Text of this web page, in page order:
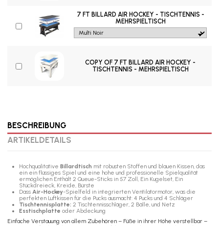
7 FT BILLARD AIR HOCKEY - TISCHTENNIS -
MEHRSPIELTISCH
COPY OF 7 FT BILLARD AIR HOCKEY -
TISCHTENNIS - MEHRSPIELTISCH
BESCHREIBUNG
ARTIKELDETAILS
Hochqualitative Billardtisch mit robusten Stoffen und blauen Kissen, das
ein ein flüssiges Spiel und eine hohe und professionelle Spielqualität
ermöglichen Enthält 2 Queue-Sticks in 57 Zoll, Ein Kugelset, Ein
Stückdreieck, Kreide, Bürste
Dass Air-Hockey-Spielfeld in integrierten Ventilatormotor, was die
perfekten Luftkissen für die Pucks ausmacht: 4 Pucks und 4 Schläger
Tischtennisplatte: 2 Tischtennisschläger, 2 Bälle, und Netz
Esstischplatte oder Abdeckung
Einfache Verstauung von allem Zubehören – Füße in ihrer Höhe verstellbar –